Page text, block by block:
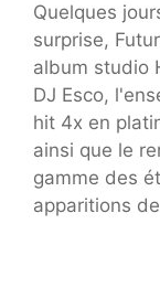
Quelques
surprise,
album studio
DJ Esco,
hit 4x en
ainsi que le
gamme des
apparitions